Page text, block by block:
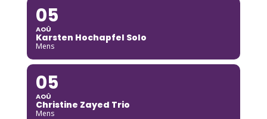
05
AOÛ
Karsten Hochapfel Solo
Mens
05
AOÛ
Christine Zayed Trio
Mens